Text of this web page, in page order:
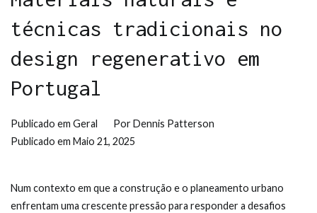
técnicas tradicionais no
design regenerativo em
Portugal
Publicado em Geral PorDennis Patterson
Publicado em Maio 21, 2025
Num contexto em que a construção e o planeamento urbano
enfrentam uma crescente pressão para responder a desafios